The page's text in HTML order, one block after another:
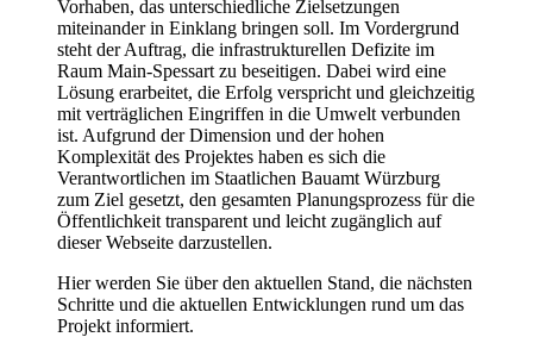
Vorhaben, das unterschiedliche Zielsetzungen
miteinander in Einklang bringen soll. Im Vordergrund
steht der Auftrag, die infrastrukturellen Defizite im
Raum Main-Spessart zu beseitigen. Dabei wird eine
Lösung erarbeitet, die Erfolg verspricht und gleichzeitig
mit verträglichen Eingriffen in die Umwelt verbunden
ist. Aufgrund der Dimension und der hohen
Komplexität des Projektes haben es sich die
Verantwortlichen im Staatlichen Bauamt Würzburg
zum Ziel gesetzt, den gesamten Planungsprozess für die
Öffentlichkeit transparent und leicht zugänglich auf
dieser Webseite darzustellen.
Hier werden Sie über den aktuellen Stand, die nächsten
Schritte und die aktuellen Entwicklungen rund um das
Projekt informiert.